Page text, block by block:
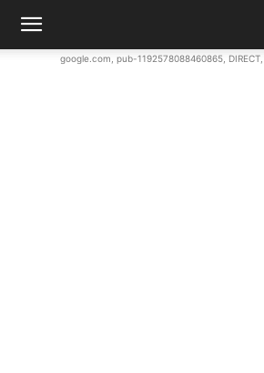
google.com, pub-1192578088460865,